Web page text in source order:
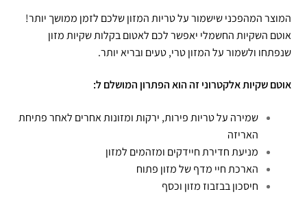
המוצר המהפכני שישמור על טריות המזון שלכם לזמן ממושך יותר!
אוטם השקיות החשמלי יאפשר לכם לאטום בקלות שקיות מזון
שנפתחו ולשמור על המזון טרי, טעים ובריא יותר.
אוטם שקיות אלקטרוני זה הוא הפתרון המושלם ל:
שמירה על טריות פירות, ירקות ומזונות אחרים לאחר פתיחת
האריזה
מניעת חדירת חיידקים ומזהמים למזון
הארכת חיי מדף של מזון פתוח
חיסכון בבזבוז מזון וכסף